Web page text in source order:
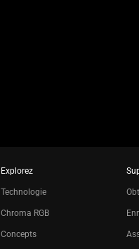
Explorez
Technologie
Chroma RGB
Concepts